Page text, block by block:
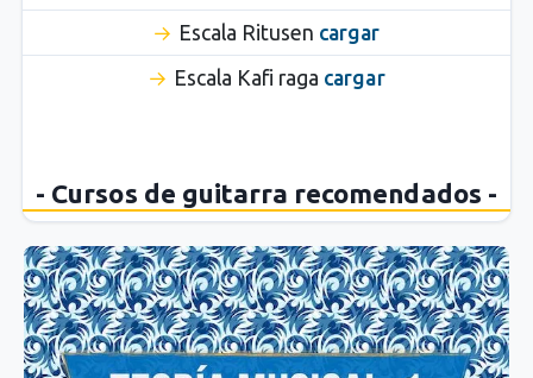
Escala Ritusen cargar
Escala Kafi raga cargar
- Cursos de guitarra recomendados -